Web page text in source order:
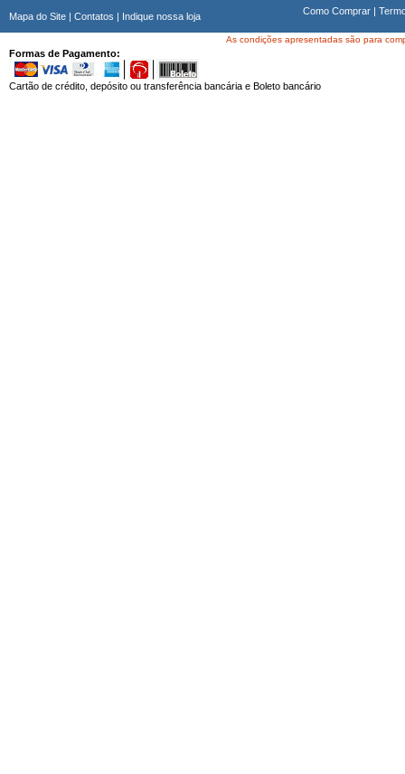
Mapa do Site | Contatos | Indique nossa loja Como Comprar |
As condições apresentadas são para
Formas de Pagamento:
Cartão de crédito, depósito ou transferência bancária e Boleto bancário